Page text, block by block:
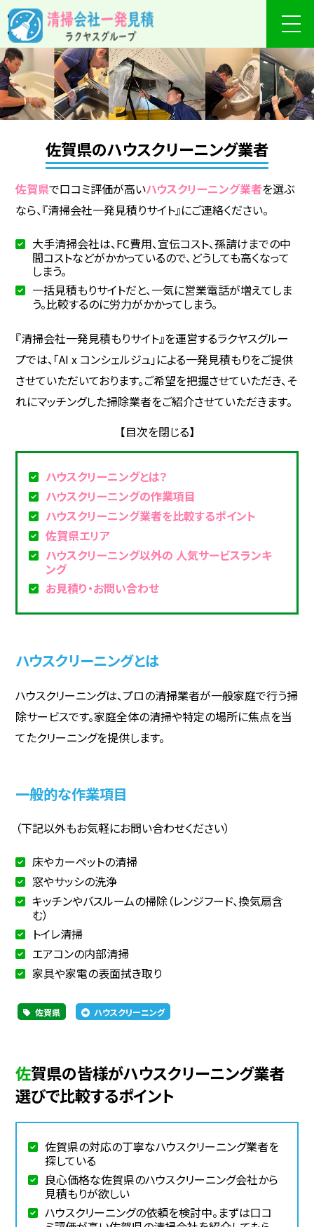
佐賀県のハウスクリーニング業者
佐賀県で口コミ評価が高いハウスクリーニング業者を選ぶ
なら、『清掃会社一発見積りサイト』にご連絡ください。
大手清掃会社は、FC費用、宣伝コスト、孫請けまでの中
間コストなどがかかっているので、どうしても高くなって
しまう。
一括見積もりサイトだと、一気に営業電話が増えてしま
う。比較するのに労力がかかってしまう。
『清掃会社一発見積もりサイト』を運営するラクヤスグルー
プでは、「AI x コンシェルジュ」による一発見積もりをご提供
させていただいております。ご希望を把握させていただき、そ
れにマッチングした掃除業者をご紹介させていただきます。
ハウスクリーニングとは？
ハウスクリーニングの作業項目
ハウスクリーニング業者を比較するポイント
佐賀県エリア
ハウスクリーニング以外の 人気サービスランキ
ング
お見積り・お問い合わせ
ハウスクリーニングとは
ハウスクリーニングは、プロの清掃業者が一般家庭で行う掃
除サービスです。家庭全体の清掃や特定の場所に焦点を当
てたクリーニングを提供します。
一般的な作業項目
（下記以外もお気軽にお問い合わせください）
床やカーペットの清掃
窓やサッシの洗浄
キッチンやバスルームの掃除（レンジフード、換気扇含
む）
トイレ清掃
エアコンの内部清掃
家具や家電の表面拭き取り
佐賀県 ハウスクリーニング
佐賀県の皆様がハウスクリーニング業者
選びで比較するポイント
佐賀県の対応の丁寧なハウスクリーニング業者を
探している
良心価格な佐賀県のハウスクリーニング会社から
見積もりが欲しい
ハウスクリーニングの依頼を検討中。まずは口コ